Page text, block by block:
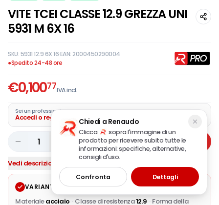
VITE TCEI CLASSE 12.9 GREZZA UNI
5931 M 6X 16
SKU:5931 12.9 6X 16·EAN:2000450290004
●Spedito 24-48 ore
€0,10077IVA incl.
Sei un professionista?
Accedi o registra la tua azienda
1 Aggiungi
Vedi descrizione completa
VARIANTE SELEZIONATA Modifica
Materialeacciaio · Classe di resistenza12.9 · Forma della
Chiedi a Renaudo
Clicca
sopra l'immagine di un
prodotto per ricevere subito tutte le
informazioni: specifiche, alternative,
consigli d'uso.
Confronta Dettagli